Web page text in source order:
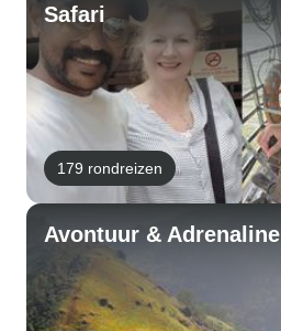
Safari
179 rondreizen
Avontuur & Adrenaline